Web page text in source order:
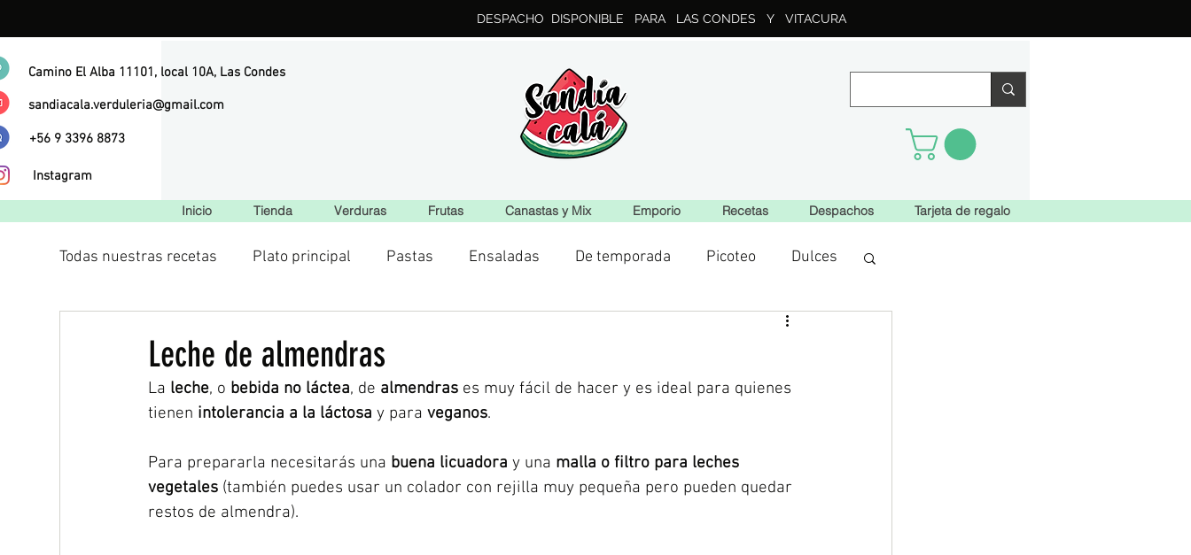
DESPACHO DISPONIBLE PARA LAS CONDES Y VITACURA
+56 9 3396 8873
Camino El Alba 11101, local 10A, Las Condes
sandiacala.verduleria@gmail.com
Instagram
Inicio Tienda Verduras Frutas Canastas y Mix Emporio Recetas Despachos Tarjeta de regalo
Todas nuestras recetas Plato principal Pastas Ensaladas De temporada Picoteo Dulces
Leche de almendras
La leche, o bebida no láctea, de almendras es muy fácil de hacer y es ideal para quienes
tienen intolerancia a la láctosa y para veganos.
Para prepararla necesitarás una buena licuadora y una malla o filtro para leches
vegetales (también puedes usar un colador con rejilla muy pequeña pero pueden quedar
restos de almendra).